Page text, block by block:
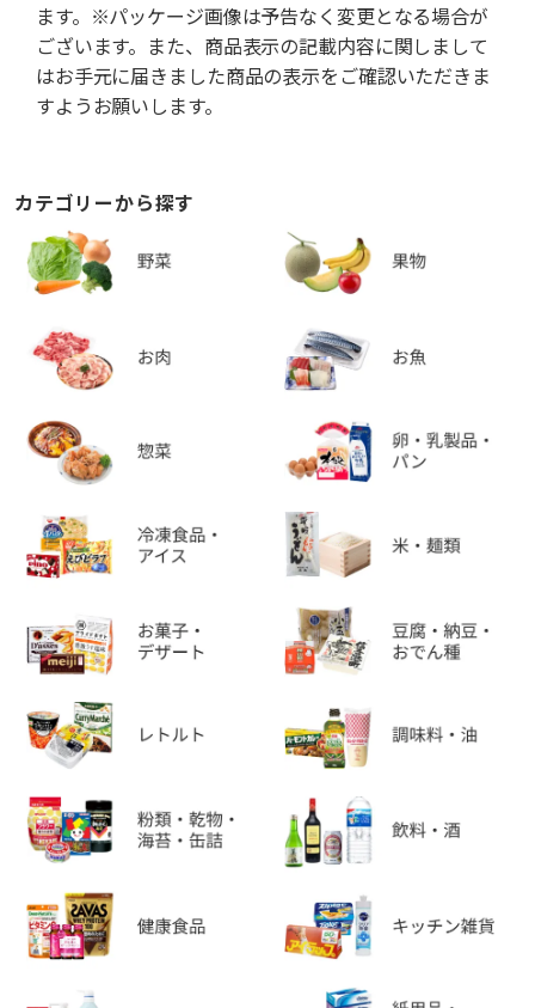
ます。※パッケージ画像は予告なく変更となる場合が
ございます。また、商品表示の記載内容に関しまして
はお手元に届きました商品の表示をご確認いただきま
すようお願いします。
カテゴリーから探す